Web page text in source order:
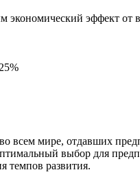
эффект от
всем мире, отдавших
выбор для
темпов развития.